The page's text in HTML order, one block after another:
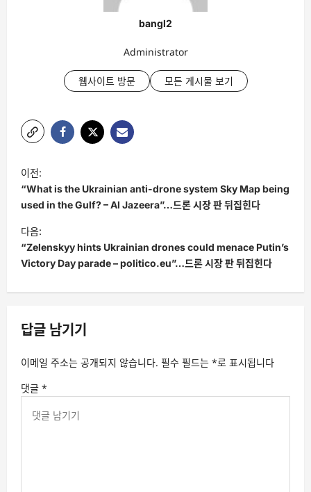
bangl2
Administrator
웹사이트 방문 모든 게시물 보기
글
탐
색
이전:
“What is the Ukrainian anti-drone system Sky Map being
used in the Gulf? – Al Jazeera”…드론 시장 판 뒤집힌다
다음:
“Zelenskyy hints Ukrainian drones could menace Putin’s
Victory Day parade – politico.eu”…드론 시장 판 뒤집힌다
답글 남기기
이메일 주소는 공개되지 않습니다. 필수 필드는 *로 표시됩니다
댓글 *